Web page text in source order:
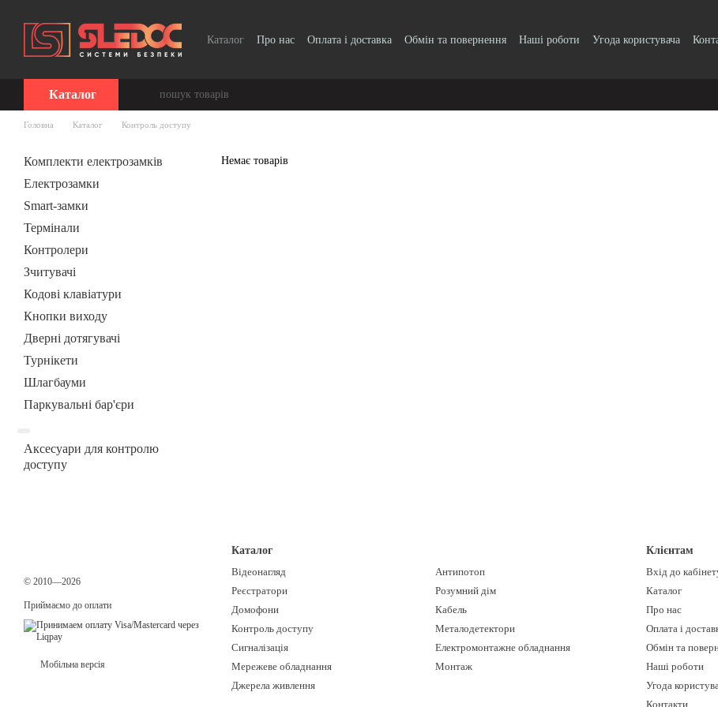
Каталог Про нас Оплата і доставка Обмін та повернення Наші роботи Угода користувача
Каталог
Головна Каталог Контроль доступу
Немає товарів
Комплекти електрозамків
Електрозамки
Smart-замки
Термінали
Контролери
Зчитувачі
Кодові клавіатури
Кнопки виходу
Дверні дотягувачі
Турнікети
Шлагбауми
Паркувальні бар'єри
Аксесуари для контролю
доступу
© 2010—2026
Приймаємо до оплати
Мобільна версія
Каталог
Відеонагляд
Реєстратори
Домофони
Контроль доступу
Сигналізація
Мережеве обладнання
Джерела живлення
Антипотоп
Розумний дім
Кабель
Металодетектори
Електромонтажне обладнання
Монтаж
Клієнтам
Вхід до
Каталог
Про нас
Оплата і
Обмін та
Наші роботи
Угода
Контакти